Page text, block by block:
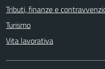
Tributi, finanze e
Turismo
Vita lavorativa